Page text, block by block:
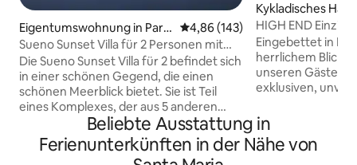
Eigentumswohnung in Paro
s
Durchschnittliche Bewertung:
4,86 (143)
Sueno Sunset Villa für 2 Personen mit
Whirlpool
Die Sueno Sunset Villa für 2 befindet sich
in einer schönen Gegend, die einen
schönen Meerblick bietet. Sie ist Teil
eines Komplexes, der aus 5 anderen
Wohnungen besteht. Sie liegt 2,3
Kilometer vom Hafen von Parikia
entfernt. Die Altstadt, die Geschäfte
Kykladisches
HIGH END
Luftaufnahme-
Eingebettet in
herrlichem Blick
unseren Gästen
exklusiven,
der berühmten
venezianischen
Philosophie ist
Beliebte Ausstattung in
Ferienunterkünften in der Nähe von